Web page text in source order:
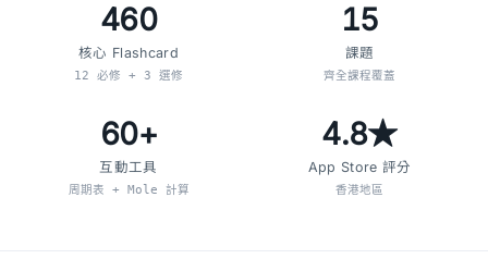
460
核心 Flashcard
12 必修 + 3 選修
15
課題
齊全課程覆蓋
60+
互動工具
周期表 + Mole 計算
4.8★
App Store 評分
香港地區